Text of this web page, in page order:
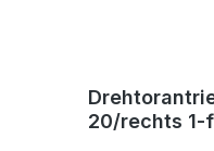
20/rechts 1-